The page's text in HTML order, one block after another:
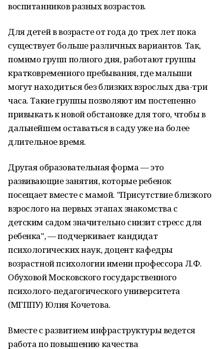
воспитанников разных возрастов.
Для детей в возрасте от года до трех лет пока
существует больше различных вариантов. Так,
помимо групп полного дня, работают группы
кратковременного пребывания, где малыши
могут находиться без близких взрослых два-три
часа. Такие группы позволяют им постепенно
привыкать к новой обстановке для того, чтобы в
дальнейшем оставаться в саду уже на более
длительное время.
Другая образовательная форма — это
развивающие занятия, которые ребенок
посещает вместе с мамой. "Присутствие близкого
взрослого на первых этапах знакомства с
детским садом значительно снизит стресс для
ребенка", — подчеркивает кандидат
психологических наук, доцент кафедры
возрастной психологии имени профессора Л.Ф.
Обуховой Московского государственного
психолого-педагогического университета
(МГППУ) Юлия Кочетова.
Вместе с развитием инфраструктуры ведется
работа по повышению качества